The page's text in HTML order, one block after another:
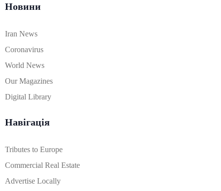
Новини
Iran News
Coronavirus
World News
Our Magazines
Digital Library
Навігація
Tributes to Europe
Commercial Real Estate
Advertise Locally